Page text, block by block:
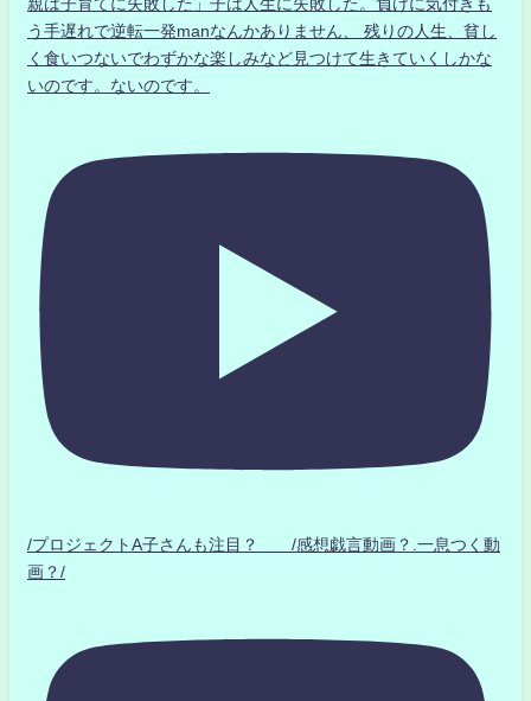
う手遅れで逆転一発manなんかありません、 残りの人生、貧し
く食いつないでわずかな楽しみなど見つけて生きていくしかな
いのです。ないのです。
/プロジェクトA子さんも注目？ /感想戯言動画？.一息つく動
画？/